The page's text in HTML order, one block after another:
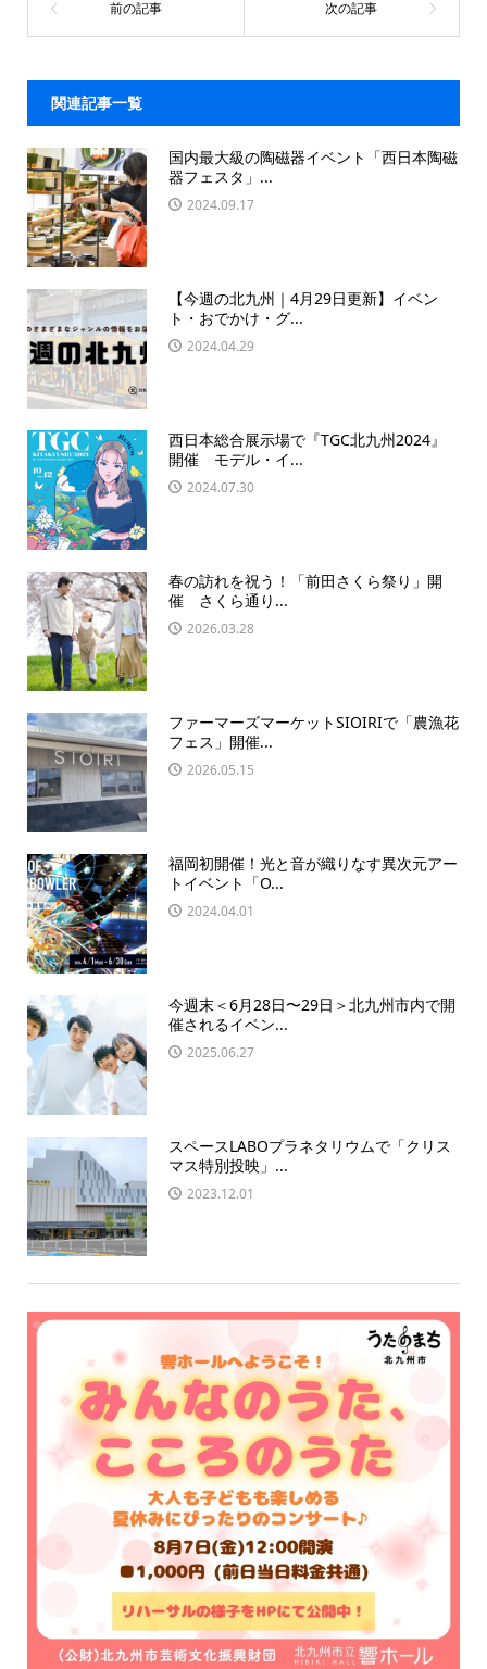
関連記事一覧
国内最大級の陶磁器イベント「西日本陶磁
器フェスタ」...
2024.09.17
【今週の北九州｜4月29日更新】イベン
ト・おでかけ・グ...
2024.04.29
西日本総合展示場で『TGC北九州2024』
開催 モデル・イ...
2024.07.30
春の訪れを祝う！「前田さくら祭り」開
催 さくら通り...
2026.03.28
ファーマーズマーケットSIOIRIで「農漁花
フェス」開催...
2026.05.15
福岡初開催！光と音が織りなす異次元アー
トイベント「O...
2024.04.01
今週末＜6月28日〜29日＞北九州市内で開
催されるイベン...
2025.06.27
スペースLABOプラネタリウムで「クリス
マス特別投映」...
2023.12.01